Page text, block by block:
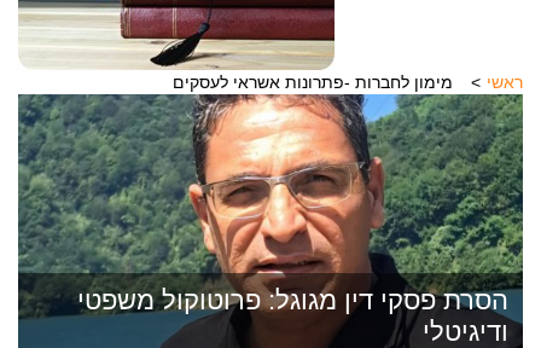
ראשי מימון לחברות -פתרונות אשראי לעסקים
הסרת פסקי דין מגוגל: פרוטוקול משפטי
ודיגיטלי